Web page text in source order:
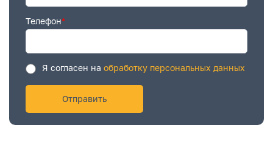
Телефон*
Я согласен на обработку персональных данных